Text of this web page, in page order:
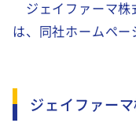
ジェイファーマ株
は、同社ホームペー
ジェイファー